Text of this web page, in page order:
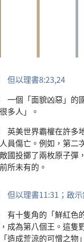
但以理書8:23,24
一個「面貌凶惡」的
多人」。
英美世界霸權在許多
員傷亡。例如，第二
國投擲了兩枚原子彈
所未有的。
但以理書11:31； 啟
有十隻角的「鮮紅色
成為第八個王。這隻
造成荒涼的可憎之物